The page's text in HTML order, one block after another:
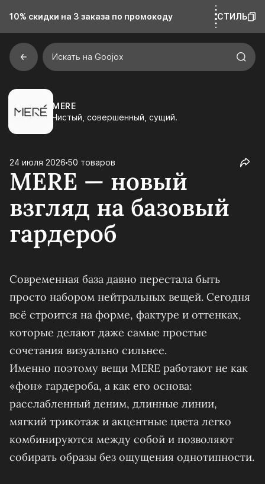
10% скидки на 3 заказа по промокоду СТИЛЬ
Искать на Goojox
MERE
Чистый, совершенный, сущий.
24 июля 2026 50 товаров
MERE — новый
взгляд на базовый
гардероб
Современная база давно перестала быть
просто набором нейтральных вещей. Сегодня
всё строится на форме, фактуре и оттенках,
которые делают даже самые простые
сочетания визуально сильнее.
Именно поэтому вещи MERE работают не как
«фон» гардероба, а как его основа:
расслабленный деним, длинные линии,
мягкий трикотаж и акцентные цвета легко
комбинируются между собой и позволяют
собирать образы без ощущения однотипности.